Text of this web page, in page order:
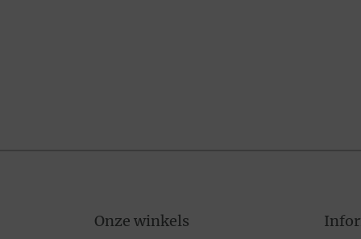
Onze winkels